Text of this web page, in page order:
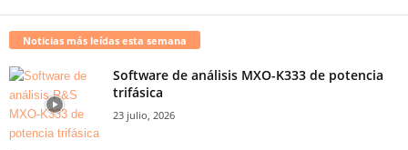
Noticias más leídas esta semana
Software de análisis MXO-K333 de potencia
trifásica
23 julio, 2026